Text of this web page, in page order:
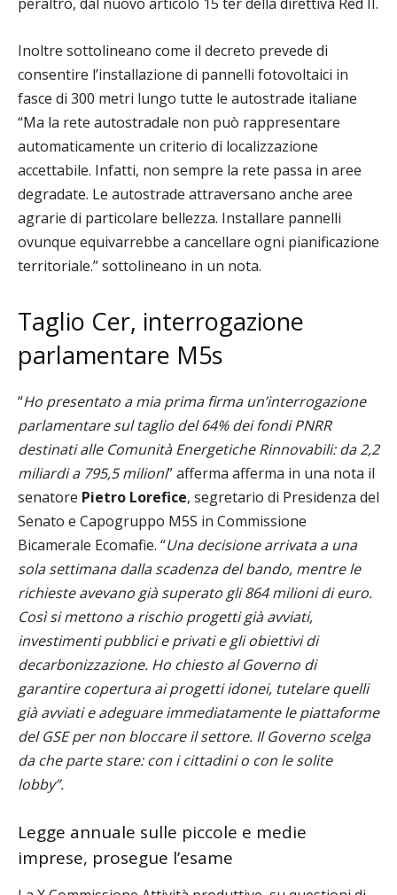
Inoltre sottolineano come il decreto prevede di
consentire l’installazione di pannelli fotovoltaici in
fasce di 300 metri lungo tutte le autostrade italiane
“Ma la rete autostradale non può rappresentare
automaticamente un criterio di localizzazione
accettabile. Infatti, non sempre la rete passa in aree
degradate. Le autostrade attraversano anche aree
agrarie di particolare bellezza. Installare pannelli
ovunque equivarrebbe a cancellare ogni pianificazione
territoriale.” sottolineano in un nota.
Taglio Cer, interrogazione
parlamentare M5s
“Ho presentato a mia prima firma un’interrogazione
parlamentare sul taglio del 64% dei fondi PNRR
destinati alle Comunità Energetiche Rinnovabili: da 2,2
miliardi a 795,5 milioni” afferma afferma in una nota il
senatore Pietro Lorefice, segretario di Presidenza del
Senato e Capogruppo M5S in Commissione
Bicamerale Ecomafie. “Una decisione arrivata a una
sola settimana dalla scadenza del bando, mentre le
richieste avevano già superato gli 864 milioni di euro.
Così si mettono a rischio progetti già avviati,
investimenti pubblici e privati e gli obiettivi di
decarbonizzazione. Ho chiesto al Governo di
garantire copertura ai progetti idonei, tutelare quelli
già avviati e adeguare immediatamente le piattaforme
del GSE per non bloccare il settore. Il Governo scelga
da che parte stare: con i cittadini o con le solite
lobby”.
Legge annuale sulle piccole e medie
imprese, prosegue l’esame